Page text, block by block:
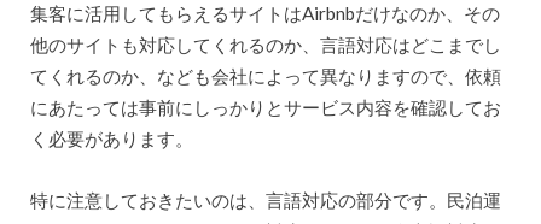
集客に活用してもらえるサイトはAirbnbだけなのか、その
他のサイトも対応してくれるのか、言語対応はどこまでし
てくれるのか、なども会社によって異なりますので、依頼
にあたっては事前にしっかりとサービス内容を確認してお
く必要があります。
特に注意しておきたいのは、言語対応の部分です。民泊運